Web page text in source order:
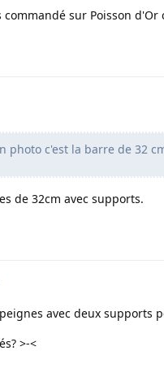
commandé sur Poisson
photo c'est la barre de 32
de 32cm avec supports.
avec deux supports
>-<